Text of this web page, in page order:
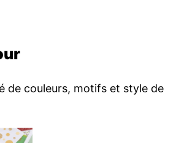
de couleurs, motifs et style de